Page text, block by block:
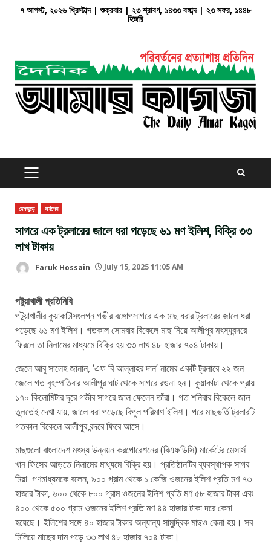
৭ আগস্ট, ২০২৬ খ্রিস্টাব্দ | শুক্রবার | ২৩ শ্রাবণ, ১৪৩৩ বঙ্গাব্দ | ২৩ সফর, ১৪৪৮
হিজরি
PRIMARY
MENU
দেশজুড়ে সর্বশেষ
সাগরে এক ট্রলারের জালে ধরা পড়েছে ৬১ মণ ইলিশ, বিক্রি ৩৩
লাখ টাকায়
Faruk Hossain July 15, 2025 11:05 AM
পটুয়াখালী প্রতিনিধি
পটুয়াখালীর কুয়াকাটাসংলগ্ন গভীর বঙ্গোপসাগরে এক মাছ ধরার ট্রলারের জালে ধরা
পড়েছে ৬১ মণ ইলিশ। গতকাল সোমবার বিকেলে মাছ নিয়ে আলীপুর মৎস্যবন্দরে
ফিরলে তা নিলামের মাধ্যমে বিক্রি হয় ৩৩ লাখ ৪৮ হাজার ৭০৪ টাকায়।
জেলে আবু সালেহ জানান, ‘এফ বি আল্লাহর দান’ নামের একটি ট্রলারে ২২ জন
জেলে গত বৃহস্পতিবার আলীপুর ঘাট থেকে সাগরে রওনা হন। কুয়াকাটা থেকে প্রায়
১৭০ কিলোমিটার দূরে গভীর সাগরে জাল ফেলেন তাঁরা। গত শনিবার বিকেলে জাল
তুলতেই দেখা যায়, জালে ধরা পড়েছে বিপুল পরিমাণ ইলিশ। পরে মাছভর্তি ট্রলারটি
গতকাল বিকেলে আলীপুর বন্দরে ফিরে আসে।
মাছগুলো বাংলাদেশ মৎস্য উন্নয়ন করপোরেশনের (বিএফডিসি) মার্কেটের মেসার্স
খান ফিসের আড়তে নিলামের মাধ্যমে বিক্রি হয়। প্রতিষ্ঠানটির ব্যবস্থাপক সাগর
মিয়া গণমাধ্যমকে বলেন, ৯০০ গ্রাম থেকে ১ কেজি ওজনের ইলিশ প্রতি মণ ৭৩
হাজার টাকা, ৬০০ থেকে ৮০০ গ্রাম ওজনের ইলিশ প্রতি মণ ৫৮ হাজার টাকা এবং
৪০০ থেকে ৫০০ গ্রাম ওজনের ইলিশ প্রতি মণ ৪৪ হাজার টাকা দরে কেনা
হয়েছে। ইলিশের সঙ্গে ৪০ হাজার টাকার অন্যান্য সামুদ্রিক মাছও কেনা হয়। সব
মিলিয়ে মাছের দাম পড়ে ৩৩ লাখ ৪৮ হাজার ৭০৪ টাকা।